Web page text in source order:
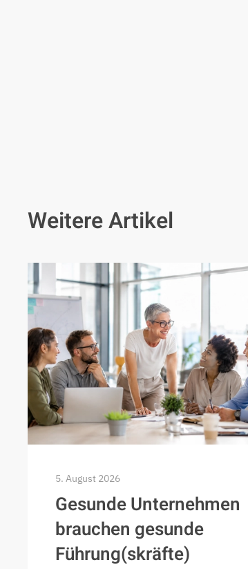
Weitere Artikel
5. August 2026
Gesunde Unternehmen
brauchen gesunde
Führung(skräfte)